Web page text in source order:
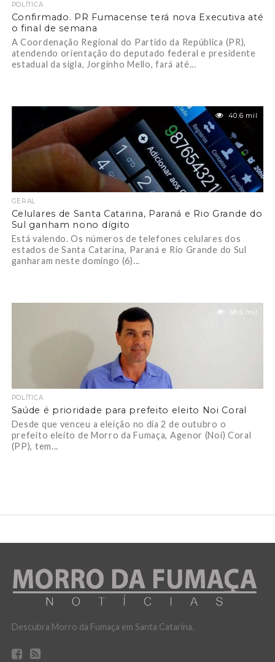
POLÍTICA
Confirmado. PR Fumacense terá nova Executiva até
o final de semana
A Coordenação Regional do Partido da República (PR),
atendendo orientação do deputado federal e presidente
estadual da sigla, Jorginho Mello, fará até...
40.6 mil
GERAL
Celulares de Santa Catarina, Paraná e Rio Grande do
Sul ganham nono dígito
Está valendo. Os números de telefones celulares dos
estados de Santa Catarina, Paraná e Rio Grande do Sul
ganharam neste domingo (6)...
68.6 mil
POLÍTICA
Saúde é prioridade para prefeito eleito Noi Coral
Desde que venceu a eleição no dia 2 de outubro o
prefeito eleito de Morro da Fumaça, Agenor (Noi) Coral
(PP), tem...
Descubra Morro da Fumaça em Santa Catarina.